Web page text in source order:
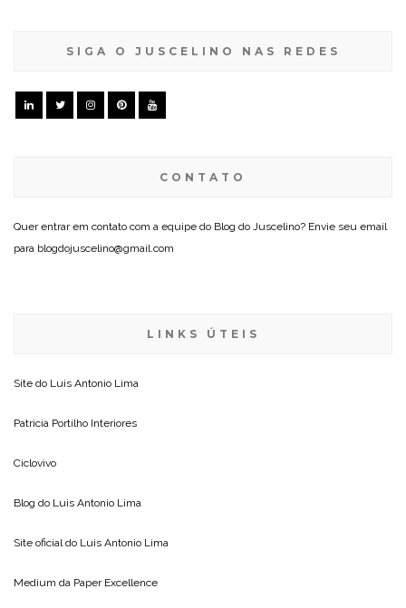
SIGA O JUSCELINO NAS REDES
CONTATO
Quer entrar em contato com a equipe do Blog do Juscelino? Envie seu email
para blogdojuscelino@gmail.com
LINKS ÚTEIS
Site do Luis Antonio Lima
Patricia Portilho Interiores
Ciclovivo
Blog do Luis Antonio Lima
Site oficial do Luis Antonio Lima
Medium da Paper Excellence